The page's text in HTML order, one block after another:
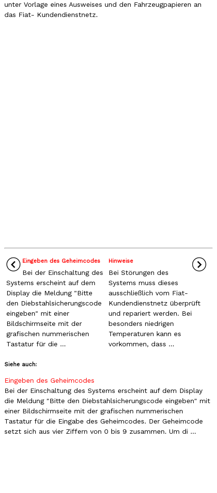
unter Vorlage eines Ausweises und den Fahrzeugpapieren an
das Fiat- Kundendienstnetz.
Eingeben des Geheimcodes
Bei der Einschaltung des
Systems erscheint auf dem
Display die Meldung "Bitte
den Diebstahlsicherungscode
eingeben" mit einer
Bildschirmseite mit der
grafischen nummerischen
Tastatur für die ...
Hinweise
Bei Störungen des
Systems muss dieses
ausschließlich vom Fiat-
Kundendienstnetz überprüft
und repariert werden. Bei
besonders niedrigen
Temperaturen kann es
vorkommen, dass ...
Siehe auch:
Eingeben des Geheimcodes
Bei der Einschaltung des Systems erscheint auf dem Display
die Meldung "Bitte den Diebstahlsicherungscode eingeben" mit
einer Bildschirmseite mit der grafischen nummerischen
Tastatur für die Eingabe des Geheimcodes. Der Geheimcode
setzt sich aus vier Ziffern von 0 bis 9 zusammen. Um di ...